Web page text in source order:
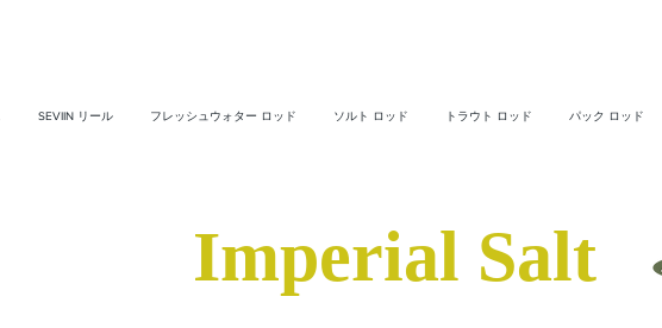
SEVIIN リール フレッシュウォター ロッド ソルト ロッド トラウト ロッド パック ロッド
Imperial Salt